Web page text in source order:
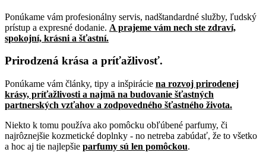
Ponúkame vám profesionálny servis, nadštandardné služby, ľudský
prístup a expresné dodanie. A prajeme vám nech ste zdraví,
spokojní, krásni a šťastní.
Prirodzená krása a príťažlivosť.
Ponúkame vám články, tipy a inšpirácie na rozvoj prirodenej
krásy, príťažlivosti a najmä na budovanie šťastných
partnerských vzťahov a zodpovedného šťastného života.
Niekto k tomu používa ako pomôcku obľúbené parfumy, či
najrôznejšie kozmetické doplnky - no netreba zabúdať, že to všetko
a hoc aj tie najlepšie parfumy sú len pomôckou.